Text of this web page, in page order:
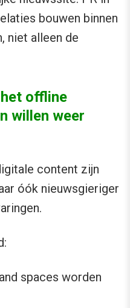
bouwen binnen
niet alleen de
offline
willen weer
content zijn
óók nieuwsgieriger
spaces worden